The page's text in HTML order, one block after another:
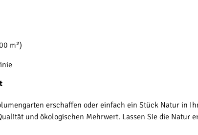
m²)
erschaffen oder einfach ein Stück Natur in
und ökologischen Mehrwert. Lassen Sie die Natur